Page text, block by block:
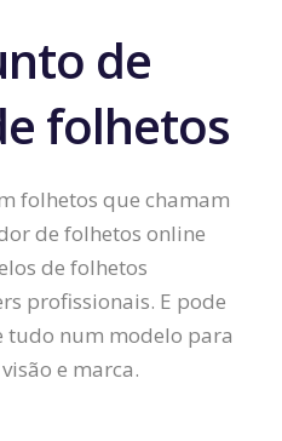
de
folhetos
folhetos que chamam
de folhetos online
de folhetos
profissionais. E pode
tudo num modelo para
e marca.